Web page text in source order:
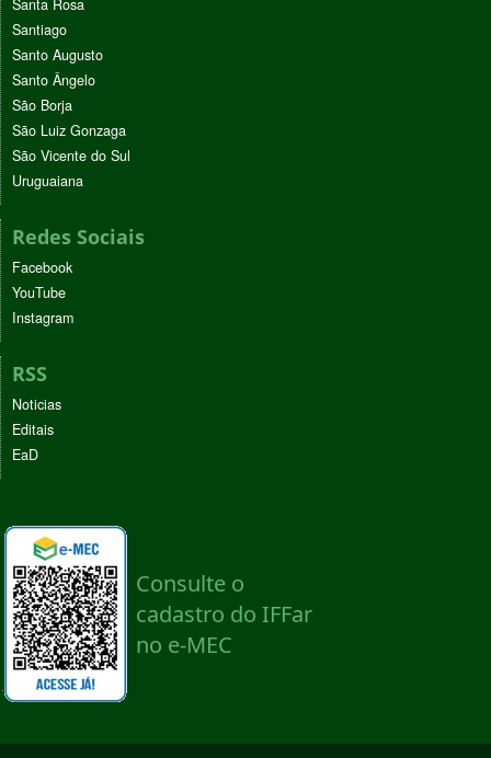
Santa Rosa
Santiago
Santo Augusto
Santo Ângelo
São Borja
São Luiz Gonzaga
São Vicente do Sul
Uruguaiana
Redes Sociais
Facebook
YouTube
Instagram
RSS
Noticias
Editais
EaD